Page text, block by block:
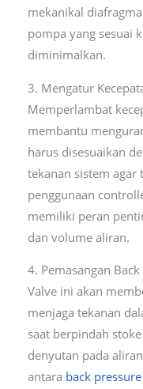
mekanikal
pompa yang sesuai
diminimalkan.
3. Mengatur
Memperlambat
membantu
harus disesuaikan
tekanan sistem agar
penggunaan
memiliki peran
dan volume aliran.
4. Pemasangan
Valve ini akan
menjaga tekanan
saat berpindah
denyutan pada
antara back